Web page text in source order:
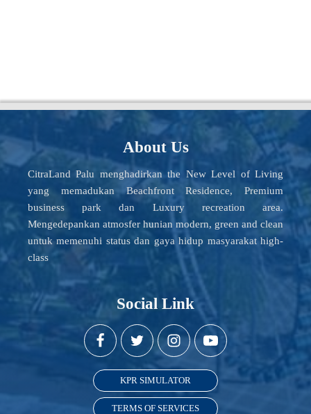
About Us
CitraLand Palu menghadirkan the New Level of Living
yang memadukan Beachfront Residence, Premium
business park dan Luxury recreation area.
Mengedepankan atmosfer hunian modern, green and clean
untuk memenuhi status dan gaya hidup masyarakat high-
class
Social Link
KPR SIMULATOR
TERMS OF SERVICES